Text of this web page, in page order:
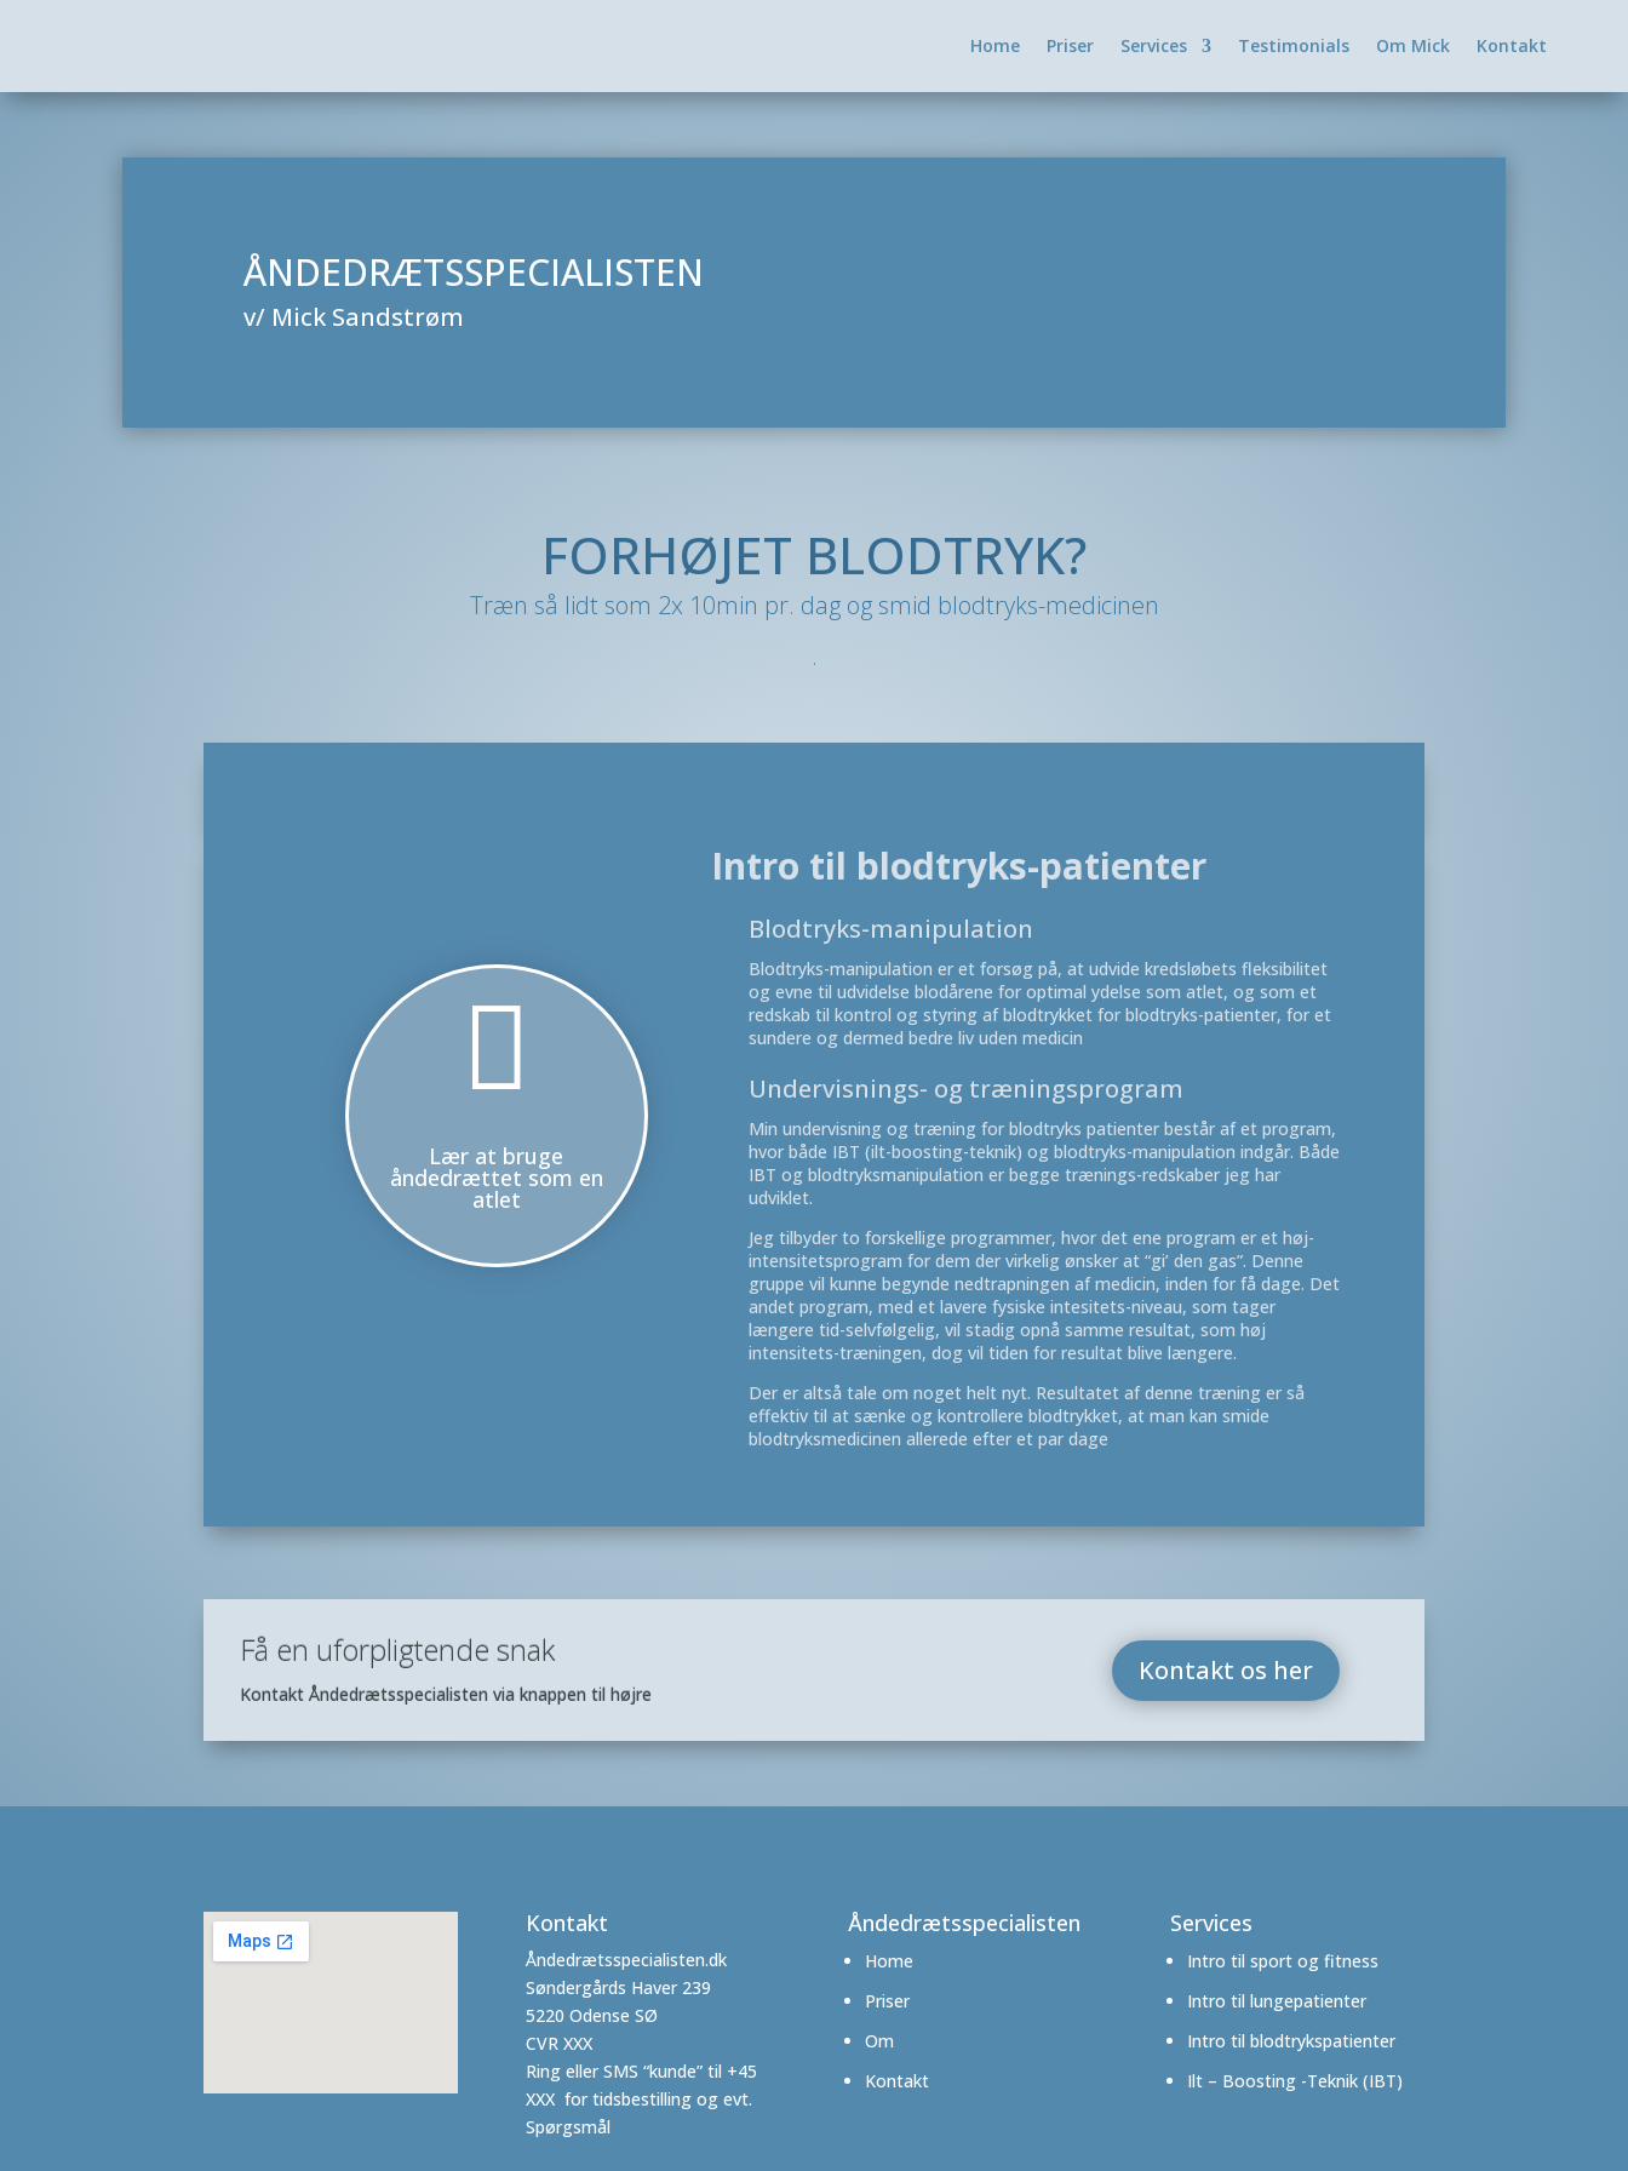
Home Priser Services Testimonials Om Mick Kontakt
ÅNDEDRÆTSSPECIALISTEN
v/ Mick Sandstrøm
FORHØJET BLODTRYK?
Træn så lidt som 2x 10min pr. dag og smid blodtryks-medicinen
.

Lær at bruge
åndedrættet som en
atlet
Intro til blodtryks-patienter
Blodtryks-manipulation
Blodtryks-manipulation er et forsøg på, at udvide kredsløbets fleksibilitet
og evne til udvidelse blodårene for optimal ydelse som atlet, og som et
redskab til kontrol og styring af blodtrykket for blodtryks-patienter, for et
sundere og dermed bedre liv uden medicin
Undervisnings- og træningsprogram
Min undervisning og træning for blodtryks patienter består af et program,
hvor både IBT (ilt-boosting-teknik) og blodtryks-manipulation indgår. Både
IBT og blodtryksmanipulation er begge trænings-redskaber jeg har
udviklet.
Jeg tilbyder to forskellige programmer, hvor det ene program er et høj-
intensitetsprogram for dem der virkelig ønsker at “gi’ den gas”. Denne
gruppe vil kunne begynde nedtrapningen af medicin, inden for få dage. Det
andet program, med et lavere fysiske intesitets-niveau, som tager
længere tid-selvfølgelig, vil stadig opnå samme resultat, som høj
intensitets-træningen, dog vil tiden for resultat blive længere.
Der er altså tale om noget helt nyt. Resultatet af denne træning er så
effektiv til at sænke og kontrollere blodtrykket, at man kan smide
blodtryksmedicinen allerede efter et par dage
Få en uforpligtende snak
Kontakt Åndedrætsspecialisten via knappen til højre
Kontakt os her
Kontakt
Åndedrætsspecialisten.dk
Søndergårds Haver 239
5220 Odense SØ
CVR XXX
Ring eller SMS “kunde” til +45
XXX for tidsbestilling og evt.
Spørgsmål
Åndedrætsspecialisten
Home
Priser
Om
Kontakt
Services
Intro til sport og fitness
Intro til lungepatienter
Intro til blodtrykspatienter
Ilt – Boosting -Teknik (IBT)